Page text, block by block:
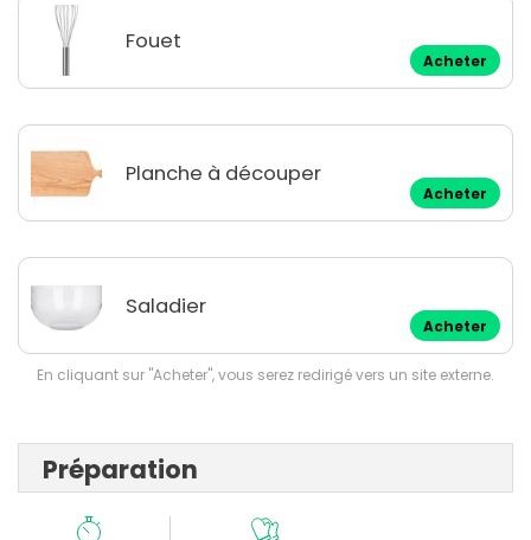
Fouet
Acheter
Planche à découper
Acheter
Saladier
Acheter
En cliquant sur "Acheter", vous serez redirigé vers un site externe.
Préparation